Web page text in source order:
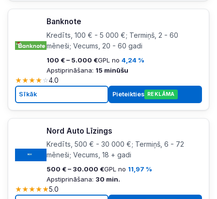
Banknote
Kredīts, 100 € - 5 000 €; Termiņš, 2 - 60
mēneši; Vecums, 20 - 60 gadi
100 € – 5.000 €GPL no 4,24 %
Apstiprināšana: 15 minūšu
★★★★☆4.0
Sīkāk Pieteikties REKLĀMA
Nord Auto Līzings
Kredīts, 500 € - 30 000 €; Termiņš, 6 - 72
mēneši; Vecums, 18 + gadi
500 € – 30.000 €GPL no 11,97 %
Apstiprināšana: 30 min.
★★★★★5.0